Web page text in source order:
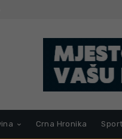
Crna Hronika Sport